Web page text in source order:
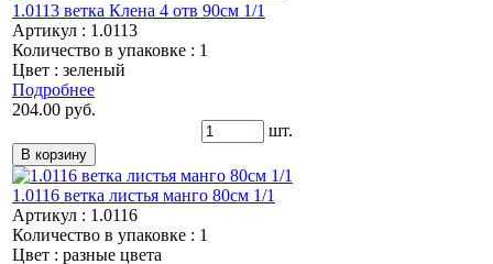
1.0113 ветка Клена 4 отв 90см 1/1
Артикул : 1.0113
Количество в упаковке : 1
Цвет : зеленый
Подробнее
204.00 руб.
шт.
1.0116 ветка листья манго 80см 1/1
Артикул : 1.0116
Количество в упаковке : 1
Цвет : разные цвета